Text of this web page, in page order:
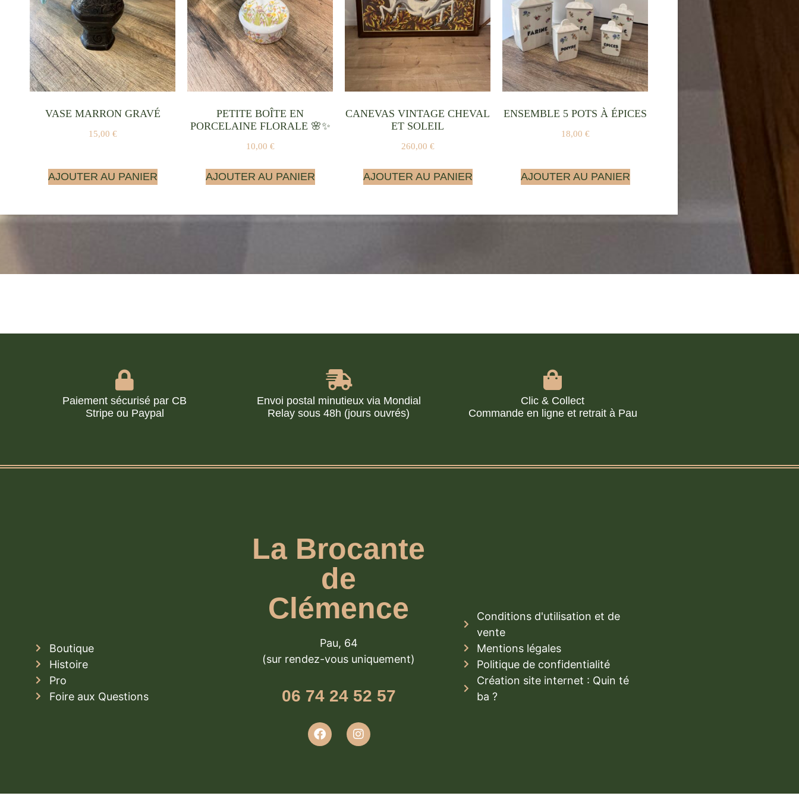
VASE MARRON GRAVÉ
15,00 €
AJOUTER AU PANIER
PETITE BOÎTE EN
PORCELAINE FLORALE 🌸✨
10,00 €
AJOUTER AU PANIER
CANEVAS VINTAGE CHEVAL
ET SOLEIL
260,00 €
AJOUTER AU PANIER
ENSEMBLE 5 POTS À ÉPICES
18,00 €
AJOUTER AU PANIER
Paiement sécurisé par CB
Stripe ou Paypal
Envoi postal minutieux via Mondial
Relay sous 48h (jours ouvrés)
Clic & Collect
Commande en ligne et retrait à Pau
Boutique
Histoire
Pro
Foire aux Questions
La Brocante
de
Clémence
Pau, 64
(sur rendez-vous uniquement)
06 74 24 52 57
Conditions d'utilisation et de
vente
Mentions légales
Politique de confidentialité
Création site internet : Quin té
ba ?